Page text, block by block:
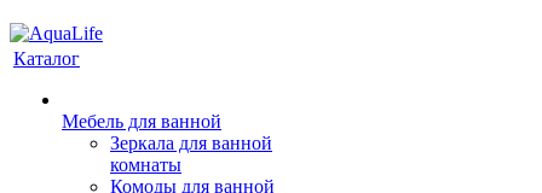
Каталог
Мебель для ванной
Зеркала для ванной
комнаты
Комоды для ванной